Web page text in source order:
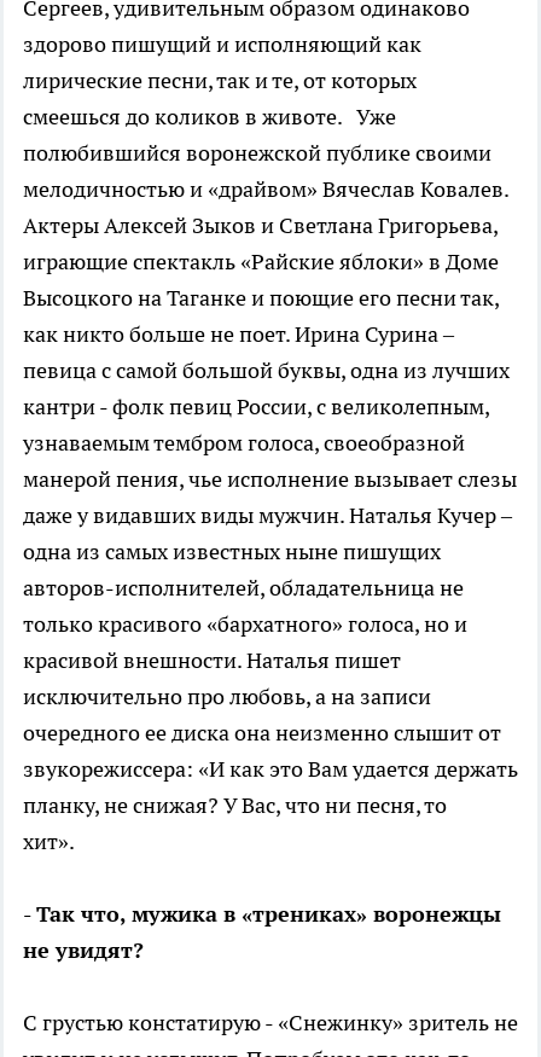
Сергеев, удивительным образом одинаково
здорово пишущий и исполняющий как
лирические песни, так и те, от которых
смеешься до коликов в животе. Уже
полюбившийся воронежской публике своими
мелодичностью и «драйвом» Вячеслав Ковалев.
Актеры Алексей Зыков и Светлана Григорьева,
играющие спектакль «Райские яблоки» в Доме
Высоцкого на Таганке и поющие его песни так,
как никто больше не поет. Ирина Сурина –
певица с самой большой буквы, одна из лучших
кантри - фолк певиц России, с великолепным,
узнаваемым тембром голоса, своеобразной
манерой пения, чье исполнение вызывает слезы
даже у видавших виды мужчин. Наталья Кучер –
одна из самых известных ныне пишущих
авторов-исполнителей, обладательница не
только красивого «бархатного» голоса, но и
красивой внешности. Наталья пишет
исключительно про любовь, а на записи
очередного ее диска она неизменно слышит от
звукорежиссера: «И как это Вам удается держать
планку, не снижая? У Вас, что ни песня, то
хит».
- Так что, мужика в «трениках» воронежцы
не увидят?
С грустью констатирую - «Снежинку» зритель не